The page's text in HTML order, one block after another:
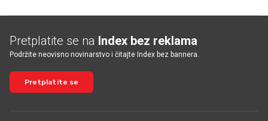
Pretplatite se na Index bez reklama
Podržite neovisno novinarstvo i čitajte Index bez bannera.
Pretplatite se